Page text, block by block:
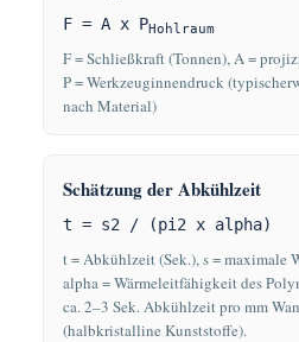
F = A x PHohlraum
F = Schließkraft (Tonnen), A =
P = Werkzeuginnendruck
nach Material)
Schätzung der Abkühlzeit
t = s2 / (pi2 x alpha)
t = Abkühlzeit (Sek.), s = maximale
alpha = Wärmeleitfähigkeit des
ca. 2–3 Sek. Abkühlzeit pro mm
(halbkristalline Kunststoffe).